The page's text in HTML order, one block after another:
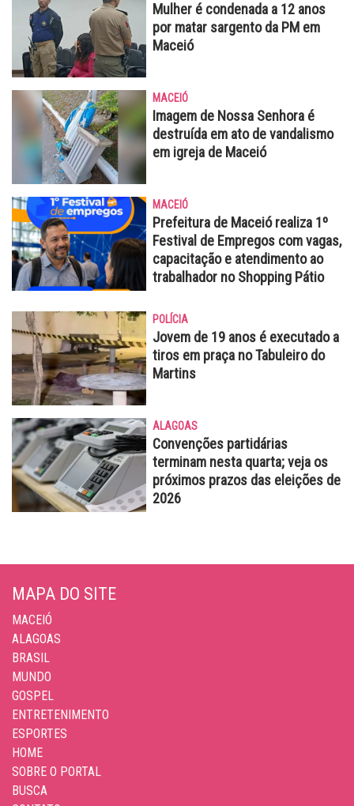
Mulher é condenada a 12 anos
por matar sargento da PM em
Maceió
MACEIÓ
Imagem de Nossa Senhora é
destruída em ato de vandalismo
em igreja de Maceió
MACEIÓ
Prefeitura de Maceió realiza 1º
Festival de Empregos com vagas,
capacitação e atendimento ao
trabalhador no Shopping Pátio
POLÍCIA
Jovem de 19 anos é executado a
tiros em praça no Tabuleiro do
Martins
ALAGOAS
Convenções partidárias
terminam nesta quarta; veja os
próximos prazos das eleições de
2026
MAPA DO SITE
MACEIÓ
ALAGOAS
BRASIL
MUNDO
GOSPEL
ENTRETENIMENTO
ESPORTES
HOME
SOBRE O PORTAL
BUSCA